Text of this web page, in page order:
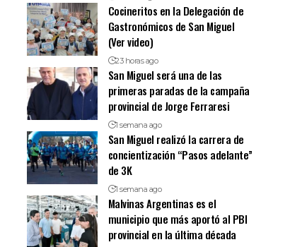
Cocineritos en la Delegación de
Gastronómicos de San Miguel
(Ver video)
23 horas ago
San Miguel será una de las
primeras paradas de la campaña
provincial de Jorge Ferraresi
1 semana ago
San Miguel realizó la carrera de
concientización “Pasos adelante”
de 3K
1 semana ago
Malvinas Argentinas es el
municipio que más aportó al PBI
provincial en la última década